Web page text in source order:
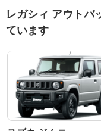
レガシィ アウトバ
ています